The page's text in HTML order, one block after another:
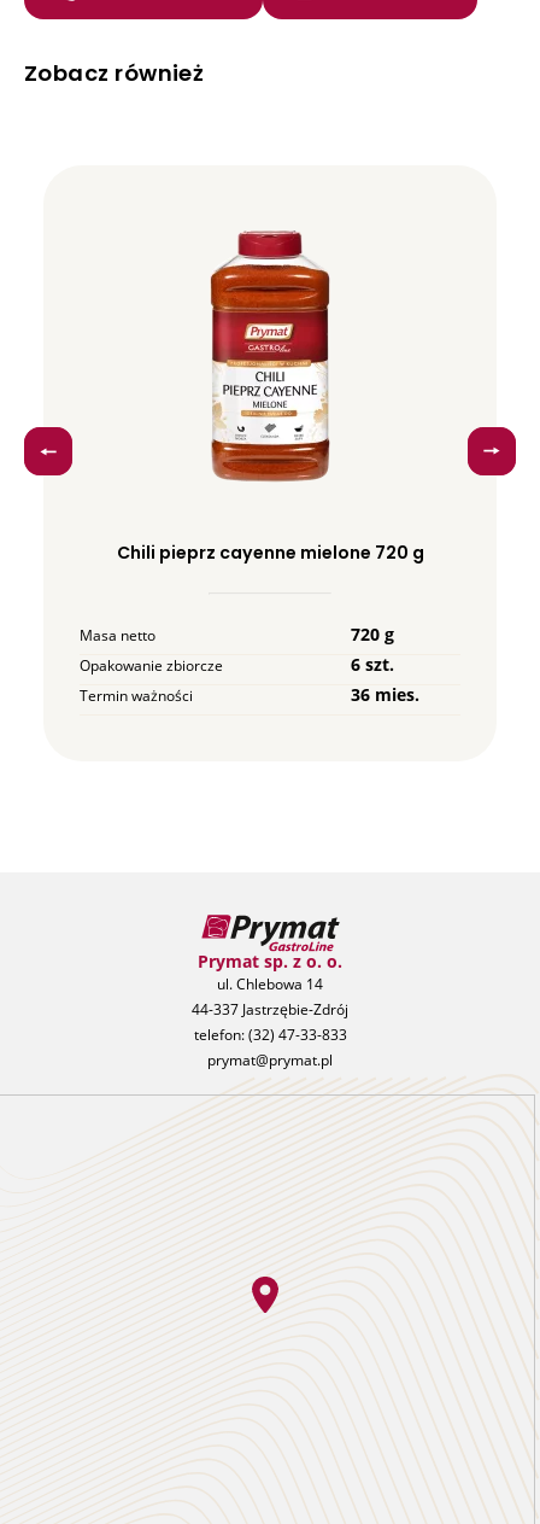
Zobacz również
Chili pieprz cayenne mielone 720 g
Masa netto 720 g
Opakowanie zbiorcze 6 szt.
Termin ważności 36 mies.
Prymat sp. z o. o.
ul. Chlebowa 14
44-337 Jastrzębie-Zdrój
telefon:(32) 47-33-833
prymat@prymat.pl